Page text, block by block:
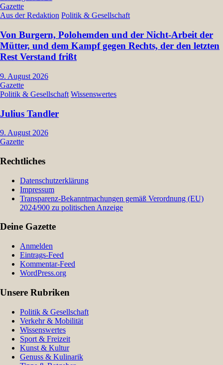
Gazette
Aus der Redaktion Politik & Gesellschaft
Von Burgern, Polohemden und der Nicht-Arbeit der
Mütter, und dem Kampf gegen Rechts, der den letzten
Rest Verstand frißt
9. August 2026
Gazette
Politik & Gesellschaft Wissenswertes
Julius Tandler
9. August 2026
Gazette
Rechtliches
Datenschutzerklärung
Impressum
Transparenz-Bekanntmachungen gemäß Verordnung (EU)
2024/900 zu politischen Anzeige
Deine Gazette
Anmelden
Eintrags-Feed
Kommentar-Feed
WordPress.org
Unsere Rubriken
Politik & Gesellschaft
Verkehr & Mobilität
Wissenswertes
Sport & Freizeit
Kunst & Kultur
Genuss & Kulinarik